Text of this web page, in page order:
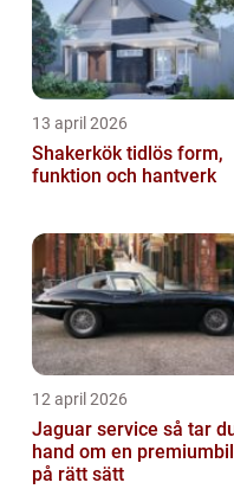
13 april 2026
Shakerkök tidlös form,
funktion och hantverk
12 april 2026
Jaguar service så tar du
hand om en premiumbil
på rätt sätt